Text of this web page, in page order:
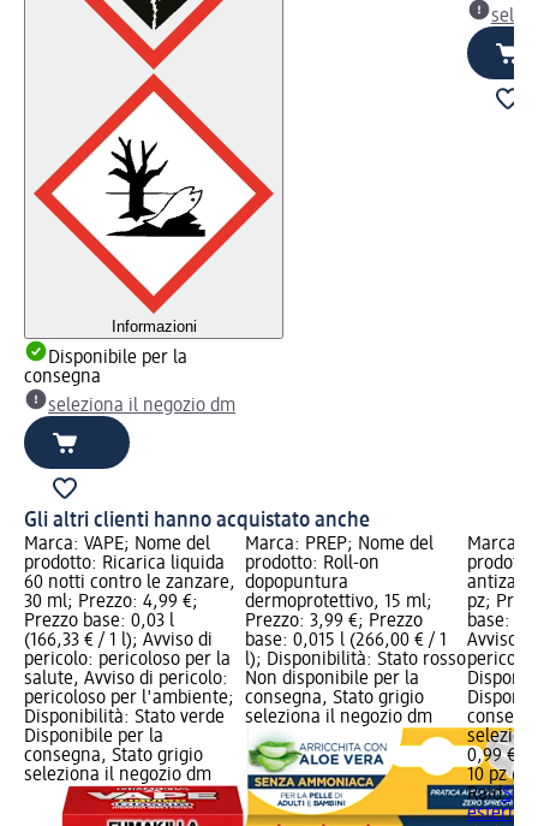
Informazioni
Disponibile per la
consegna
seleziona il negozio dm
Gli altri clienti hanno acquistato anche
Marca: VAPE; Nome del
prodotto: Ricarica liquida
60 notti contro le zanzare,
30 ml; Prezzo: 4,99 €;
Prezzo base: 0,03 l
(166,33 € / 1 l); Avviso di
pericolo: pericoloso per la
salute, Avviso di pericolo:
pericoloso per l'ambiente;
Disponibilità: Stato verde
Disponibile per la
consegna, Stato grigio
seleziona il negozio dm
Marca: PREP; Nome del
prodotto: Roll-on
dopopuntura
dermoprotettivo, 15 ml;
Prezzo: 3,99 €; Prezzo
base: 0,015 l (266,00 € / 1
l); Disponibilità: Stato rosso
Non disponibile per la
consegna, Stato grigio
seleziona il negozio dm
Marca:
pz;
base: 10
Avviso
0,99 €
10 pz
Raid
esterni,